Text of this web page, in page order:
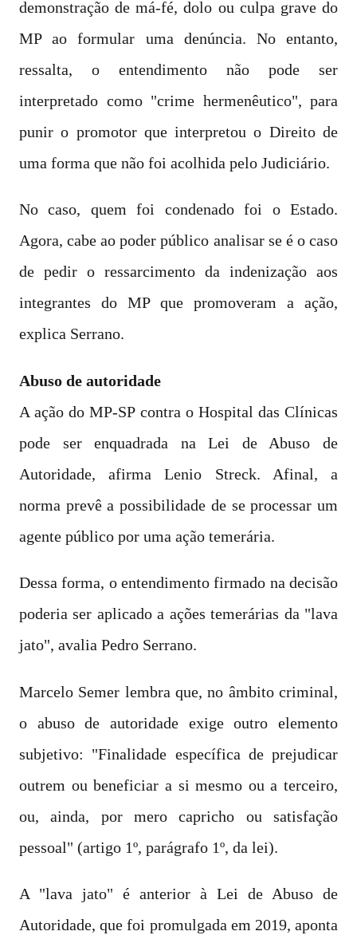
demonstração de má-fé, dolo ou culpa grave do
MP ao formular uma denúncia. No entanto,
ressalta, o entendimento não pode ser
interpretado como "crime hermenêutico", para
punir o promotor que interpretou o Direito de
uma forma que não foi acolhida pelo Judiciário.
No caso, quem foi condenado foi o Estado.
Agora, cabe ao poder público analisar se é o caso
de pedir o ressarcimento da indenização aos
integrantes do MP que promoveram a ação,
explica Serrano.
Abuso de autoridade
A ação do MP-SP contra o Hospital das Clínicas
pode ser enquadrada na Lei de Abuso de
Autoridade, afirma Lenio Streck. Afinal, a
norma prevê a possibilidade de se processar um
agente público por uma ação temerária.
Dessa forma, o entendimento firmado na decisão
poderia ser aplicado a ações temerárias da "lava
jato", avalia Pedro Serrano.
Marcelo Semer lembra que, no âmbito criminal,
o abuso de autoridade exige outro elemento
subjetivo: "Finalidade específica de prejudicar
outrem ou beneficiar a si mesmo ou a terceiro,
ou, ainda, por mero capricho ou satisfação
pessoal" (artigo 1º, parágrafo 1º, da lei).
A "lava jato" é anterior à Lei de Abuso de
Autoridade, que foi promulgada em 2019, aponta